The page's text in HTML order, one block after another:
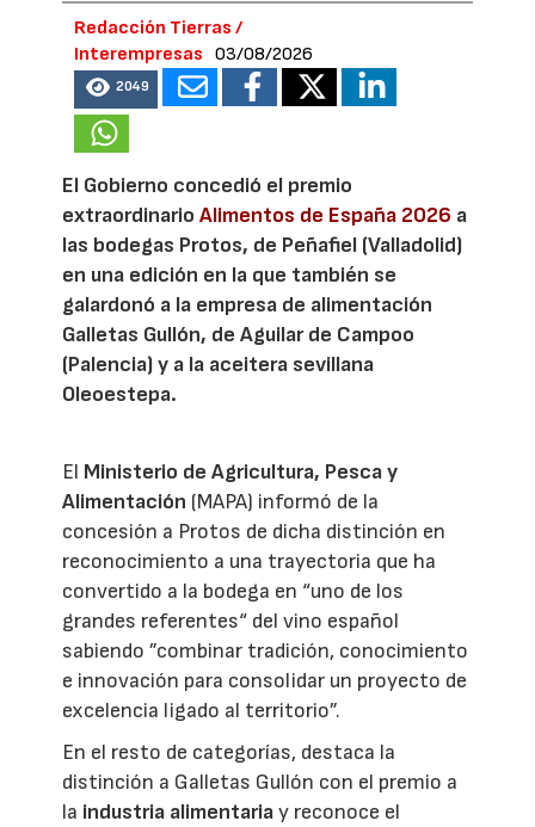
Redacción Tierras /
Interempresas
03/08/2026
2049
El Gobierno concedió el premio
extraordinarioAlimentos de España 2026 a
las bodegas Protos, de Peñafiel (Valladolid)
en una edición en la que también se
galardonó a la empresa de alimentación
Galletas Gullón, de Aguilar de Campoo
(Palencia) y a la aceitera sevillana
Oleoestepa.
El Ministerio de Agricultura, Pesca y
Alimentación (MAPA) informó de la
concesión a Protos de dicha distinción en
reconocimiento a una trayectoria que ha
convertido a la bodega en “uno de los
grandes referentes“ del vino español
sabiendo ”combinar tradición, conocimiento
e innovación para consolidar un proyecto de
excelencia ligado al territorio”.
En el resto de categorías, destaca la
distinción a Galletas Gullón con el premio a
la industria alimentariay reconoce el